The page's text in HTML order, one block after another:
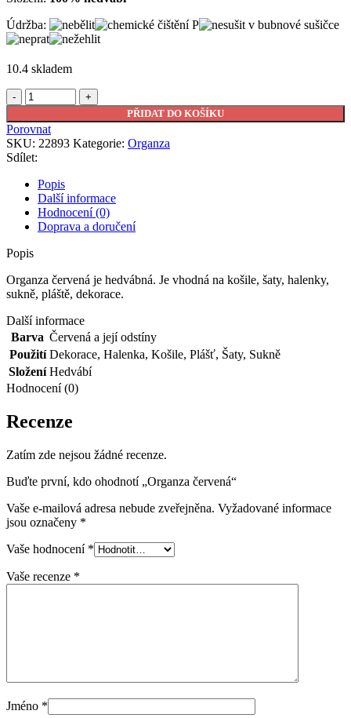
Údržba:
10.4 skladem
Organza
červená
množství
PŘIDAT DO KOŠÍKU
Porovnat
SKU: 22893 Kategorie: Organza
Sdílet:
Popis
Další informace
Hodnocení (0)
Doprava a doručení
Popis
Organza červená je hedvábná. Je vhodná na košile, šaty, halenky,
sukně, pláště, dekorace.
Další informace
Barva Červená a její odstíny
Použití Dekorace, Halenka, Košile, Plášť, Šaty, Sukně
Složení Hedvábí
Hodnocení (0)
Recenze
Zatím zde nejsou žádné recenze.
Buďte první, kdo ohodnotí „Organza červená“
Vaše e-mailová adresa nebude zveřejněna. Vyžadované informace
jsou označeny *
Vaše hodnocení *
Vaše recenze *
Jméno *